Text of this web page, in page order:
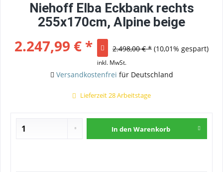
Niehoff Elba Eckbank rechts
255x170cm, Alpine beige
2.247,99 € * 2.498,00 € * (10,01% gespart)
inkl. MwSt.
Versandkostenfrei für Deutschland
Lieferzeit 28 Arbeitstage
In den Warenkorb